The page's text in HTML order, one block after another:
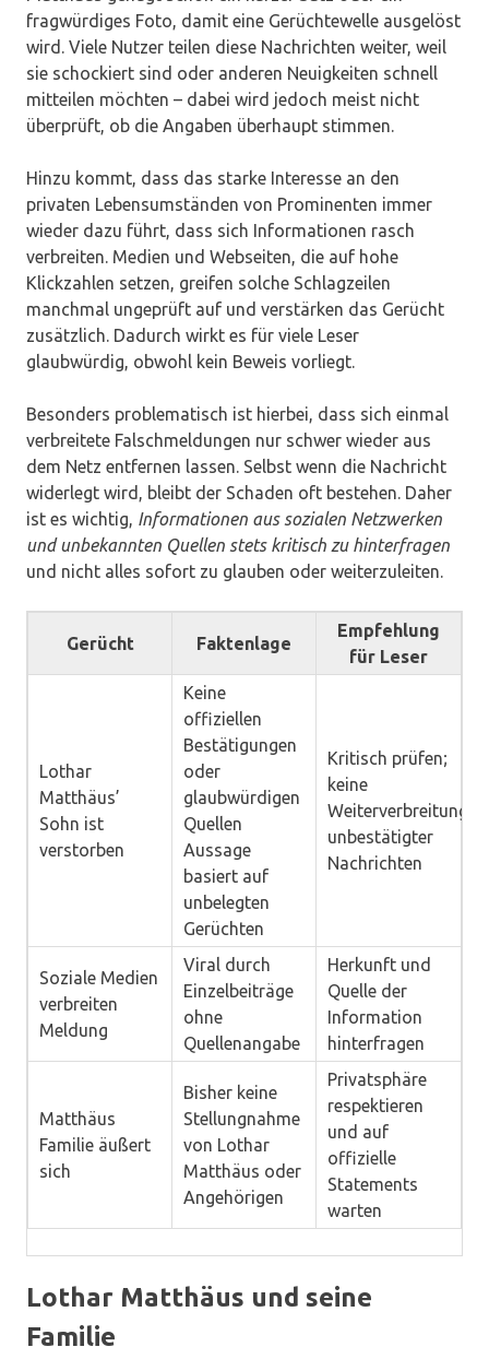
fragwürdiges Foto, damit eine Gerüchtewelle ausgelöst
wird. Viele Nutzer teilen diese Nachrichten weiter, weil
sie schockiert sind oder anderen Neuigkeiten schnell
mitteilen möchten – dabei wird jedoch meist nicht
überprüft, ob die Angaben überhaupt stimmen.
Hinzu kommt, dass das starke Interesse an den
privaten Lebensumständen von Prominenten immer
wieder dazu führt, dass sich Informationen rasch
verbreiten. Medien und Webseiten, die auf hohe
Klickzahlen setzen, greifen solche Schlagzeilen
manchmal ungeprüft auf und verstärken das Gerücht
zusätzlich. Dadurch wirkt es für viele Leser
glaubwürdig, obwohl kein Beweis vorliegt.
Besonders problematisch ist hierbei, dass sich einmal
verbreitete Falschmeldungen nur schwer wieder aus
dem Netz entfernen lassen. Selbst wenn die Nachricht
widerlegt wird, bleibt der Schaden oft bestehen. Daher
ist es wichtig, Informationen aus sozialen Netzwerken
und unbekannten Quellen stets kritisch zu hinterfragen
und nicht alles sofort zu glauben oder weiterzuleiten.
Gerücht Faktenlage
Empfehlung
für Leser
Lothar
Matthäus’
Sohn ist
verstorben
Keine
offiziellen
Bestätigungen
oder
glaubwürdigen
Quellen
Aussage
basiert auf
unbelegten
Gerüchten
Kritisch prüfen;
keine
Weiterverbreitung
unbestätigter
Nachrichten
Soziale Medien
verbreiten
Meldung
Viral durch
Einzelbeiträge
ohne
Quellenangabe
Herkunft und
Quelle der
Information
hinterfragen
Matthäus
Familie äußert
sich
Bisher keine
Stellungnahme
von Lothar
Matthäus oder
Angehörigen
Privatsphäre
respektieren
und auf
offizielle
Statements
warten
Lothar Matthäus und seine
Familie